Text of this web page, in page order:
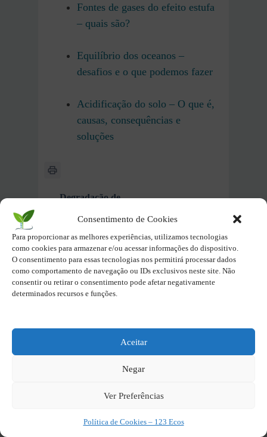
Consentimento de Cookies
Para proporcionar as melhores experiências, utilizamos tecnologias
como cookies para armazenar e/ou acessar informações do dispositivo.
O consentimento para essas tecnologias nos permitirá processar dados
como comportamento de navegação ou IDs exclusivos neste site. Não
consentir ou retirar o consentimento pode afetar negativamente
determinados recursos e funções.
Aceitar
Negar
Ver Preferências
Política de Cookies – 123 Ecos
Atualizado em: 01/11/2024
Fontes de gases do efeito estufa
– quais são?
Equilíbrio dos oceanos –
desafios e o que podemos fazer
Acidificação do solo – O que é,
causas, consequências e
soluções
Degradação de
brasileiras –
causas
efluentes: o que
é, etapas e sua
importância
01/11/2024
Poluição Hídrica e
Oceânica
Limites Planetários